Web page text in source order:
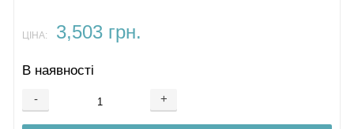
ЦІНА: 3,503 грн.
В наявності
- +